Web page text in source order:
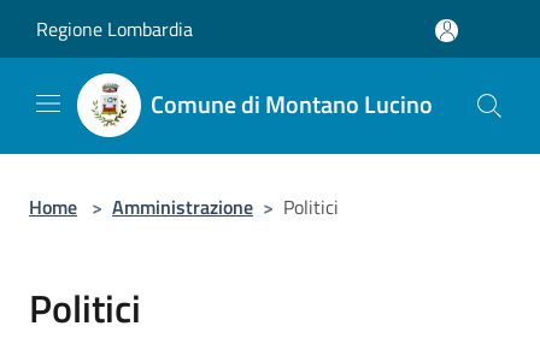
Regione Lombardia
Comune di Montano Lucino
Home > Amministrazione > Politici
Politici